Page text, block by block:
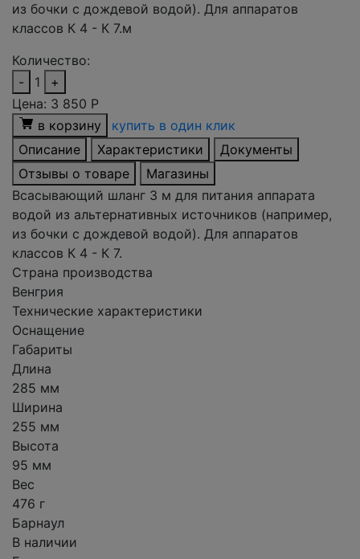
из бочки с дождевой водой). Для аппаратов
классов К 4 - К 7.м
Количество:
-
1
+
Цена: 3 850 Р
в корзину
купить в один клик
Описание
Характеристики
Документы
Отзывы о товаре
Магазины
Всасывающий шланг 3 м для питания аппарата
водой из альтернативных источников (например,
из бочки с дождевой водой). Для аппаратов
классов К 4 - К 7.
Страна производства
Венгрия
Технические характеристики
Оснащение
Габариты
Длина
285 мм
Ширина
255 мм
Высота
95 мм
Вес
476 г
Барнаул
В наличии